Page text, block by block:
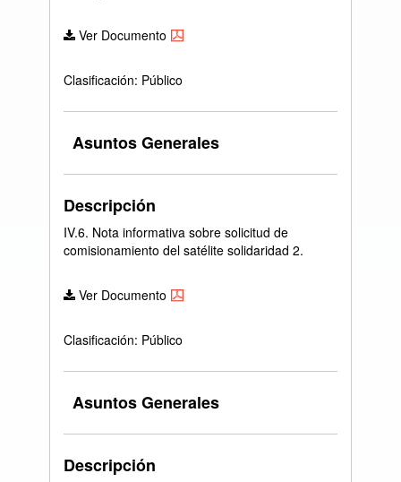
Ver Documento
Clasificación: Público
Asuntos Generales
Descripción
IV.6. Nota informativa sobre solicitud de
comisionamiento del satélite solidaridad 2.
Ver Documento
Clasificación: Público
Asuntos Generales
Descripción